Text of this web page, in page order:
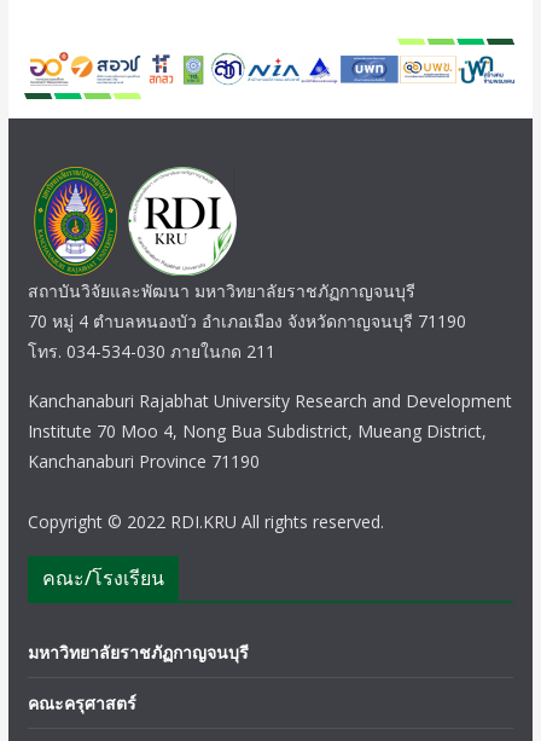
สถาบันวิจัยและพัฒนา มหาวิทยาลัยราชภัฏกาญจนบุรี
70 หมู่ 4 ตำบลหนองบัว อำเภอเมือง จังหวัดกาญจนบุรี 71190
โทร. 034-534-030 ภายในกด 211
Kanchanaburi Rajabhat University Research and Development
Institute 70 Moo 4, Nong Bua Subdistrict, Mueang District,
Kanchanaburi Province 71190
Copyright © 2022 RDI.KRU All rights reserved.
คณะ/โรงเรียน
มหาวิทยาลัยราชภัฏกาญจนบุรี
คณะครุศาสตร์